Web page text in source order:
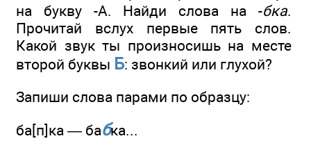
на букву -А. Найди слова на -бка.
Прочитай вслух первые пять слов.
Какой звук ты произносишь на месте
второй буквы Б: звонкий или глухой?
Запиши слова парами по образцу:
ба[п]ка — бабка...